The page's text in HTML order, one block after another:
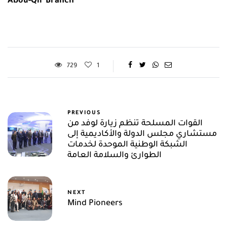
729 1
PREVIOUS
القوات المسلحة تنظم زيارة لوفد من
مستشاري مجلس الدولة والأكاديمية إلى
الشبكة الوطنية الموحدة لخدمات
الطوارئ والسلامة العامة
NEXT
Mind Pioneers